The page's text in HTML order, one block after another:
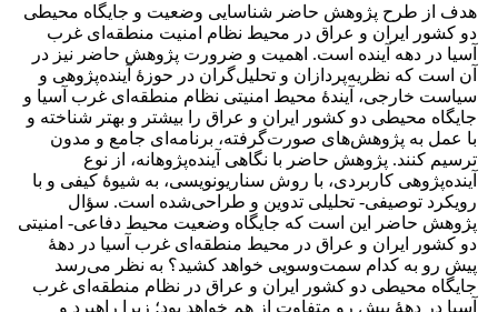
هدف از طرح پژوهش حاضر شناسایی وضعیت و جایگاه محیطی
دو کشور ایران و عراق در محیط نظام امنیت منطقه‌ای غرب
آسیا در دهه آینده است. اهمیت و ضرورت پژوهش حاضر نیز در
آن است که نظریه‌پردازان و تحلیل‌گران در حوزۀ آینده‌پژوهی و
سیاست خارجی، آیندۀ محیط امنیتی نظام منطقه‌ای غرب آسیا و
جایگاه محیطی دو کشور ایران و عراق را بیشتر و بهتر شناخته و
با عمل به پژوهش‌های صورت‌گرفته، برنامه‌ای جامع و مدون
ترسیم کنند. پژوهش حاضر با نگاهی آینده‌پژوهانه، از نوع
آینده‌پژوهی کاربردی، با روش سناریونویسی، به شیوۀ کیفی و با
رویکرد توصیفی- تحلیلی تدوین و طراحی‌شده است. سؤال
پژوهش حاضر این است که جایگاه وضعیت محیط دفاعی- امنیتی
دو کشور ایران و عراق در محیط منطقه‌ای غرب آسیا در دهۀ
پیش‌ رو به کدام سمت‌وسویی خواهد کشید؟ به نظر می‌رسد
جایگاه محیطی دو کشور ایران و عراق در نظام منطقه‌ای غرب
آسیا در دهۀ پیش رو متفاوت از هم خواهد بود؛ زیرا راهبرد و